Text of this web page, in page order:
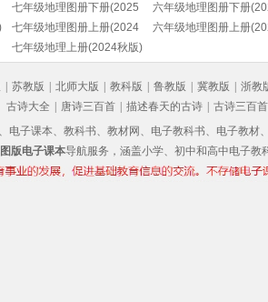
秋版)(北京版)
秋版)
七年级地理图册下册(2025
春版)
六年级地理图册下册
春版)
七年级地理图册上册(2024
秋版)
六年级地理图册上册
七年级地理上册(2024秋版)
苏教版 北师大版 教科版 鲁教版 冀教版
浙教
古诗大全
唐诗三百首 描述春天的古诗
古诗三百首
、电子课本、教科书、教材网、电子教科书、电子教材
版电子课本导航服务，涵盖小学、初中和高中电子